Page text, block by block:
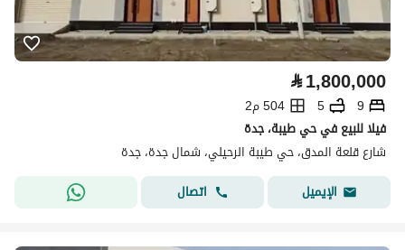
⃁1,800,000
9
5
504 م2
فيلا للبيع في حي طيبة، جدة
شارع قلعة المدق، حي طيبة الرحيلي، شمال جدة، جدة
الإيميل
اتصال